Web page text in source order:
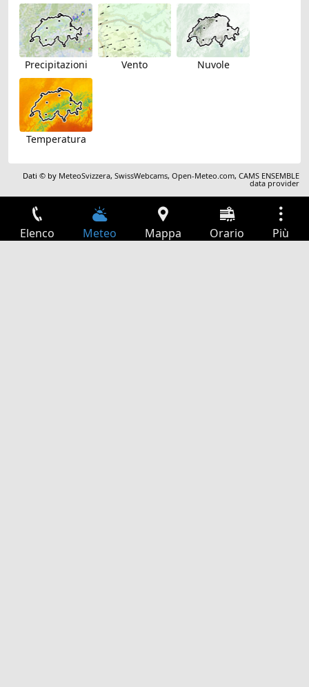
Precipitazioni Vento Nuvole
Temperatura
Dati © by MeteoSvizzera,SwissWebcams,Open-Meteo.com,CAMS ENSEMBLE
data provider
Elenco Meteo Mappa Orario Più